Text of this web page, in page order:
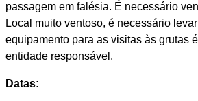
passagem em falésia. É necessário
Local muito ventoso, é necessário
equipamento para as visitas às grutas
entidade responsável.
Datas: